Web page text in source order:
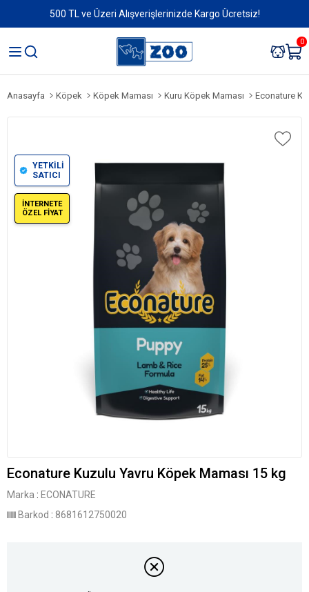
500 TL ve Üzeri Alışverişlerinizde Kargo Ücretsiz!
0
Anasayfa Köpek Köpek Maması Kuru Köpek Maması Econature
YETKİLİ
SATICI
İNTERNETE
ÖZEL FİYAT
Econature Kuzulu Yavru Köpek Maması 15 kg
Marka : ECONATURE
Barkod : 8681612750020